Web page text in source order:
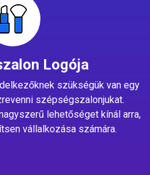
Logója
szükségük van egy
szépségszalonjukat.
lehetőséget kínál arra,
vállalkozása számára.